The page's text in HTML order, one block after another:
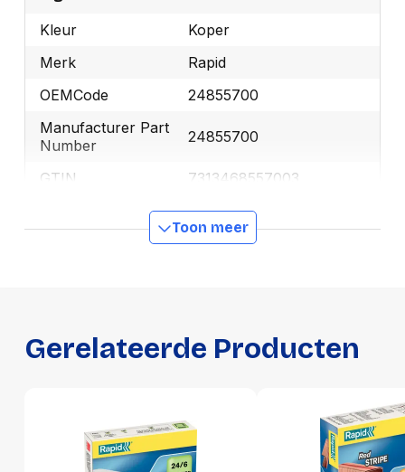
Kleur
Koper
Merk
Rapid
OEMCode
24855700
Manufacturer Part
Number
24855700
GTIN 7313468557003
Productformaat
Gewicht
53 g
Toon meer
Gerelateerde Producten